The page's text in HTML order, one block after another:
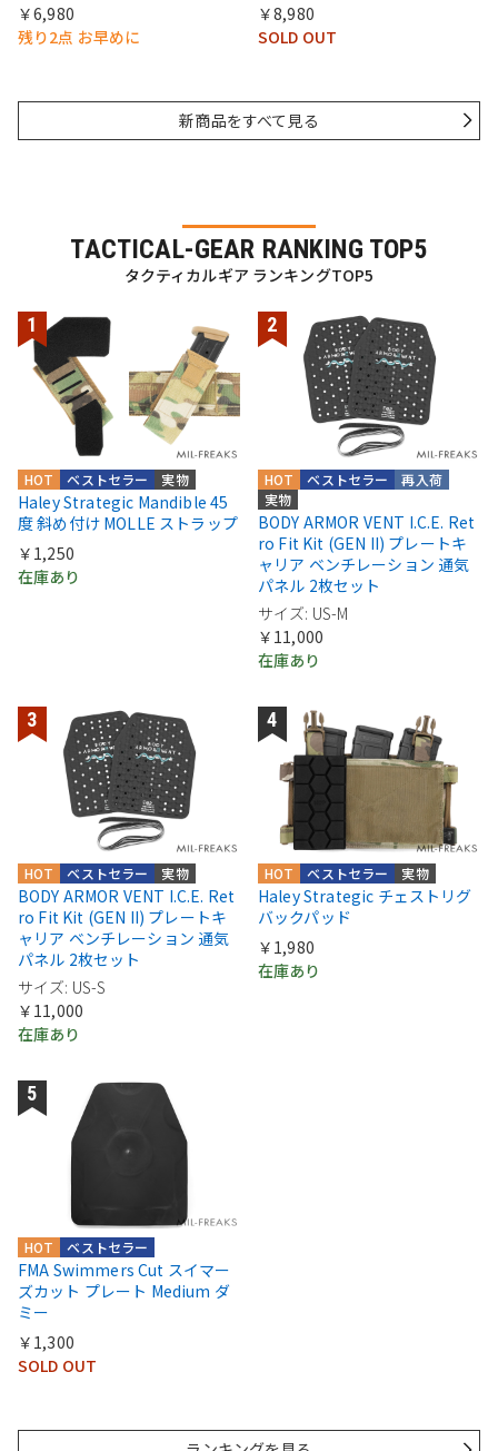
￥6,980
残り2点 お早めに
￥8,980
SOLD OUT
新商品をすべて見る
TACTICAL-GEAR RANKING TOP5
タクティカルギア ランキングTOP5
実物
ベストセラー
HOT
Haley Strategic Mandible 45
度 斜め付け MOLLE ストラップ
￥1,250
在庫あり
実物
再入荷
ベストセラー
HOT
BODY ARMOR VENT I.C.E. Ret
ro Fit Kit (GEN II) プレートキ
ャリア ベンチレーション 通気
パネル 2枚セット
サイズ: US-M
￥11,000
在庫あり
実物
ベストセラー
HOT
BODY ARMOR VENT I.C.E. Ret
ro Fit Kit (GEN II) プレートキ
ャリア ベンチレーション 通気
パネル 2枚セット
サイズ: US-S
￥11,000
在庫あり
実物
ベストセラー
HOT
Haley Strategic チェストリグ
バックパッド
￥1,980
在庫あり
ベストセラー
HOT
FMA Swimmers Cut スイマー
ズカット プレート Medium ダ
ミー
￥1,300
SOLD OUT